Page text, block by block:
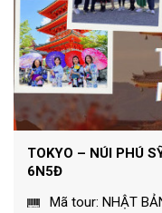
TOKYO – NÚI PHÚ
6N5Đ
Mã tour: NHẬT